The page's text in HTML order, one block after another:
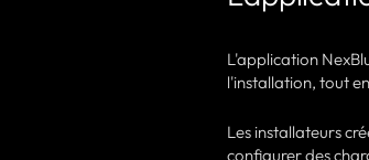
L'application
l'installation, tout
Les installateurs
configurer des